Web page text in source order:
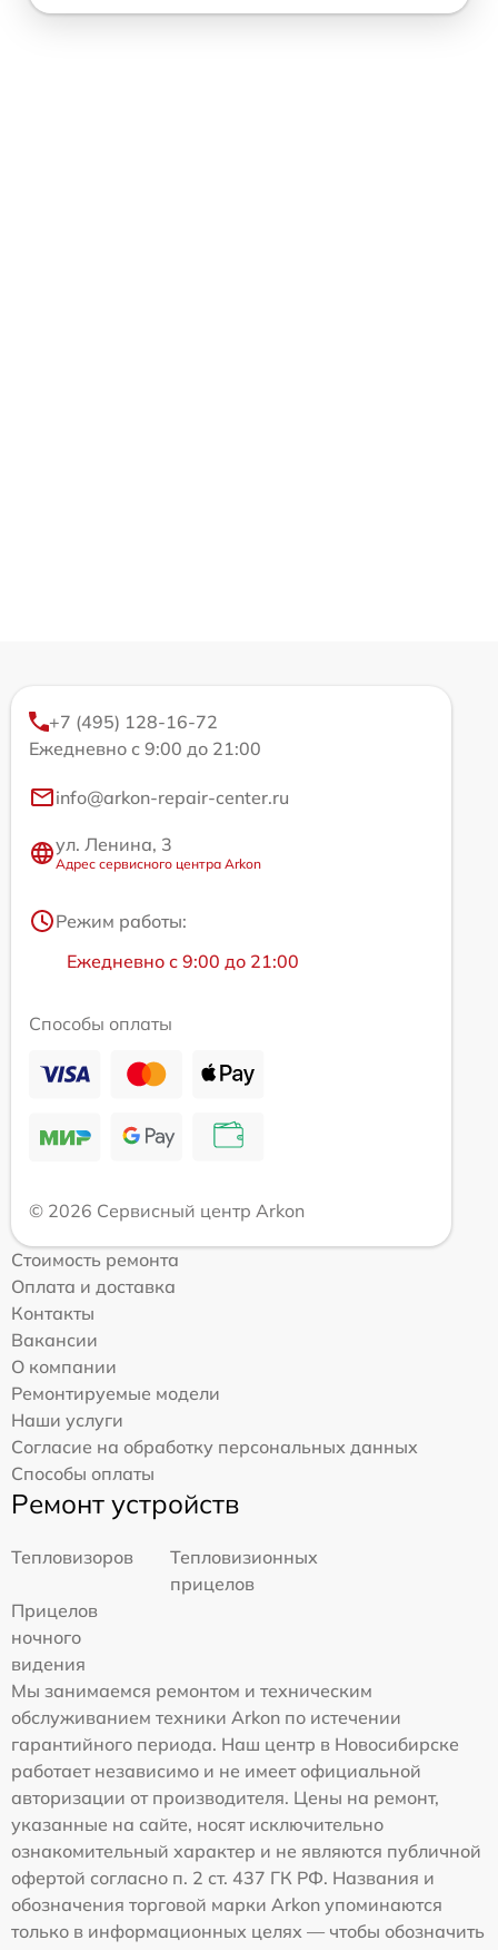
+7 (495) 128-16-72
Ежедневно с 9:00 до 21:00
info@arkon-repair-center.ru
ул. Ленина, 3
Адрес сервисного центра Arkon
Режим работы:
Ежедневно с 9:00 до 21:00
Способы оплаты
© 2026 Сервисный центр Arkon
Стоимость ремонта
Оплата и доставка
Контакты
Вакансии
О компании
Ремонтируемые модели
Наши услуги
Согласие на обработку персональных данных
Способы оплаты
Ремонт устройств
Тепловизоров
Тепловизионных
прицелов
Прицелов
ночного
видения
Мы занимаемся ремонтом и техническим
обслуживанием техники Arkon по истечении
гарантийного периода. Наш центр в Новосибирске
работает независимо и не имеет официальной
авторизации от производителя. Цены на ремонт,
указанные на сайте, носят исключительно
ознакомительный характер и не являются публичной
офертой согласно п. 2 ст. 437 ГК РФ. Названия и
обозначения торговой марки Arkon упоминаются
только в информационных целях — чтобы обозначить